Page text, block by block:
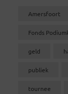
Amersfoort
Fonds
geld
publiek
tournee